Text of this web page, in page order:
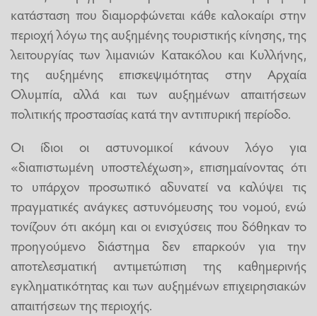
κατάσταση που διαμορφώνεται κάθε καλοκαίρι στην
περιοχή λόγω της αυξημένης τουριστικής κίνησης, της
λειτουργίας των λιμανιών Κατακόλου και Κυλλήνης,
της αυξημένης επισκεψιμότητας στην Αρχαία
Ολυμπία, αλλά και των αυξημένων απαιτήσεων
πολιτικής προστασίας κατά την αντιπυρική περίοδο.
Οι ίδιοι οι αστυνομικοί κάνουν λόγο για
«διαπιστωμένη υποστελέχωση», επισημαίνοντας ότι
το υπάρχον προσωπικό αδυνατεί να καλύψει τις
πραγματικές ανάγκες αστυνόμευσης του νομού, ενώ
τονίζουν ότι ακόμη και οι ενισχύσεις που δόθηκαν το
προηγούμενο διάστημα δεν επαρκούν για την
αποτελεσματική αντιμετώπιση της καθημερινής
εγκληματικότητας και των αυξημένων επιχειρησιακών
απαιτήσεων της περιοχής.